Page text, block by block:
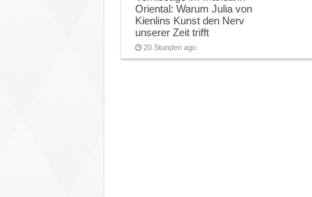
Oriental: Warum Julia von
Kienlins Kunst den Nerv
unserer Zeit trifft
20 Stunden ago